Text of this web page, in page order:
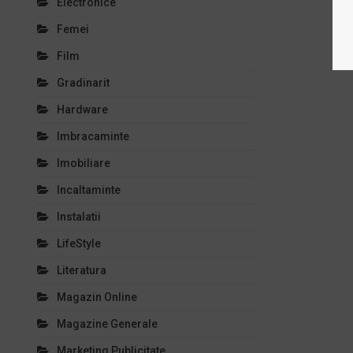
Femei
Film
Gradinarit
Hardware
Imbracaminte
Imobiliare
Incaltaminte
Instalatii
LifeStyle
Literatura
Magazin Online
Magazine Generale